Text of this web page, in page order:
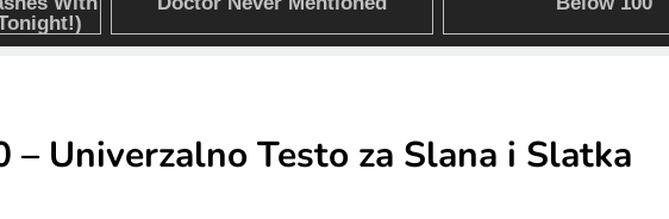
– Univerzalno Testo za Slana i Slatka